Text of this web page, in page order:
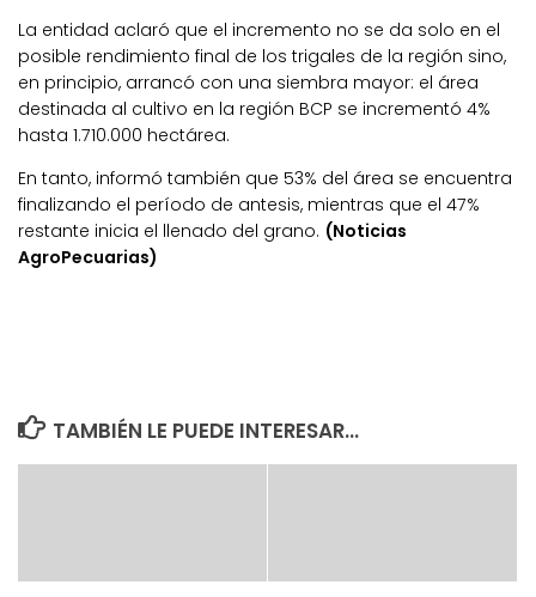
La entidad aclaró que el incremento no se da solo en el
posible rendimiento final de los trigales de la región sino,
en principio, arrancó con una siembra mayor: el área
destinada al cultivo en la región BCP se incrementó 4%
hasta 1.710.000 hectárea.
En tanto, informó también que 53% del área se encuentra
finalizando el período de antesis, mientras que el 47%
restante inicia el llenado del grano. (Noticias
AgroPecuarias)
TAMBIÉN LE PUEDE INTERESAR...